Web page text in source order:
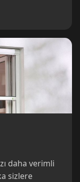
daha verimli
sizlere